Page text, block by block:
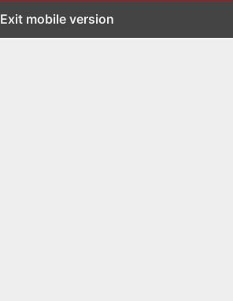
Exit mobile version